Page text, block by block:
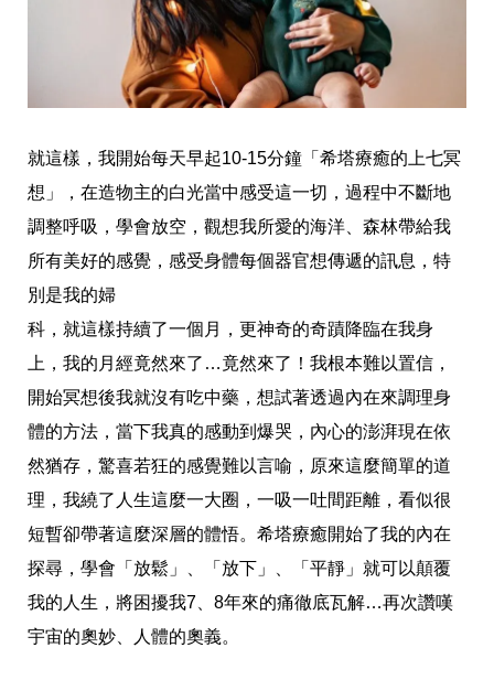
就這樣，我開始每天早起10-15分鐘「希塔療癒的上七冥
想」，在造物主的白光當中感受這一切，過程中不斷地
調整呼吸，學會放空，觀想我所愛的海洋、森林帶給我
所有美好的感覺，感受身體每個器官想傳遞的訊息，特
別是我的婦
科，就這樣持續了一個月，更神奇的奇蹟降臨在我身
上，我的月經竟然來了…竟然來了！我根本難以置信，
開始冥想後我就沒有吃中藥，想試著透過內在來調理身
體的方法，當下我真的感動到爆哭，內心的澎湃現在依
然猶存，驚喜若狂的感覺難以言喻，原來這麼簡單的道
理，我繞了人生這麼一大圈，一吸一吐間距離，看似很
短暫卻帶著這麼深層的體悟。希塔療癒開始了我的內在
探尋，學會「放鬆」、「放下」、「平靜」就可以顛覆
我的人生，將困擾我7、8年來的痛徹底瓦解…再次讚嘆
宇宙的奧妙、人體的奧義。